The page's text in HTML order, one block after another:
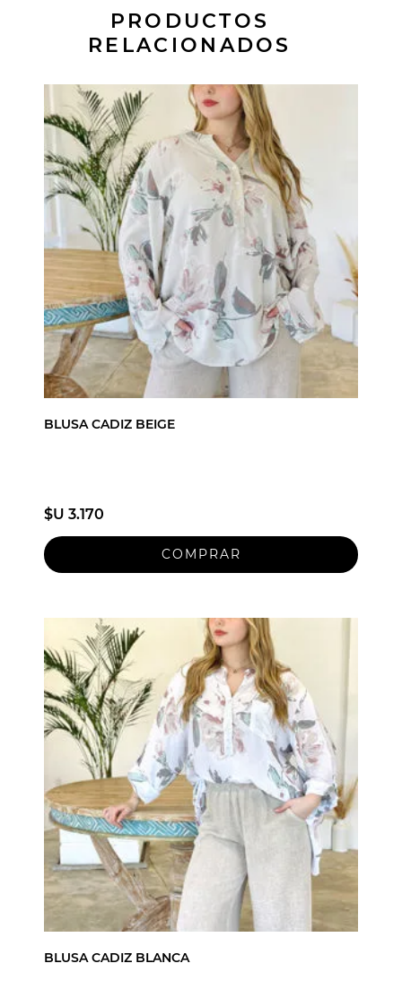
PRODUCTOS
RELACIONADOS
BLUSA CADIZ BEIGE
$U 3.170
BLUSA CADIZ BLANCA